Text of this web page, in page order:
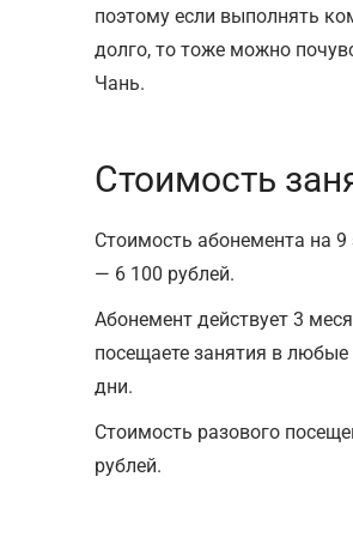
поэтому если выполнять
долго, то тоже можно
Чань.
Стоимость
Стоимость абонемента на 9
— 6 100 рублей.
Абонемент действует 3
посещаете занятия в
дни.
Стоимость разового
рублей.